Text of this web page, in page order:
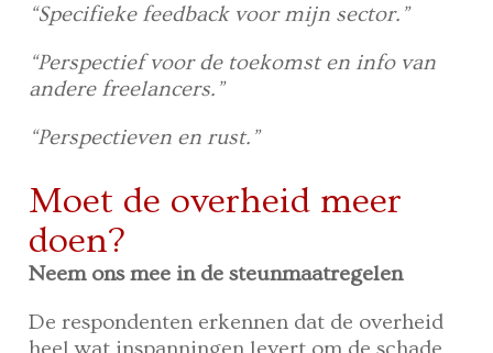
“Specifieke feedback voor mijn sector.”
“Perspectief voor de toekomst en info van
andere freelancers.”
“Perspectieven en rust.”
Moet de overheid meer
doen?
Neem ons mee in de steunmaatregelen
De respondenten erkennen dat de overheid